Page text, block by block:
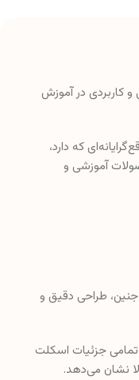
و کاربردی در آموزش
که دارد،
آموزشی و
طراحی دقیق و
جزئیات اسکلت
نشان می‌دهد.